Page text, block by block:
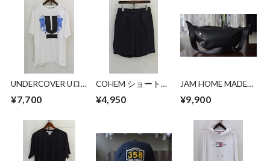
UNDERCOVER Uロ
¥7,700
COHEM ショートパ
¥4,950
JAM HOME MADE
ナナ ショルダーバ
¥9,900